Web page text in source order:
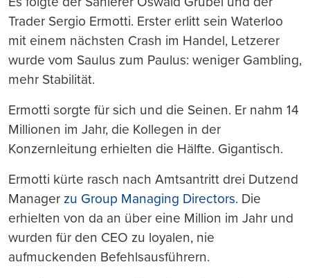
Trader Sergio Ermotti. Erster erlitt sein Waterloo
mit einem nächsten Crash im Handel, Letzerer
wurde vom Saulus zum Paulus: weniger Gambling,
mehr Stabilität.
Ermotti sorgte für sich und die Seinen. Er nahm 14
Millionen im Jahr, die Kollegen in der
Konzernleitung erhielten die Hälfte. Gigantisch.
Ermotti kürte rasch nach Amtsantritt drei Dutzend
Manager zu Group Managing Directors. Die
erhielten von da an über eine Million im Jahr und
wurden für den CEO zu loyalen, nie
aufmuckenden Befehlsausführern.